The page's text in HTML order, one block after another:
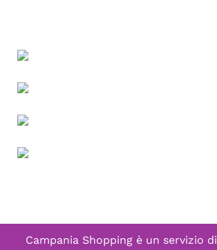
Campania Shopping è un servizio di